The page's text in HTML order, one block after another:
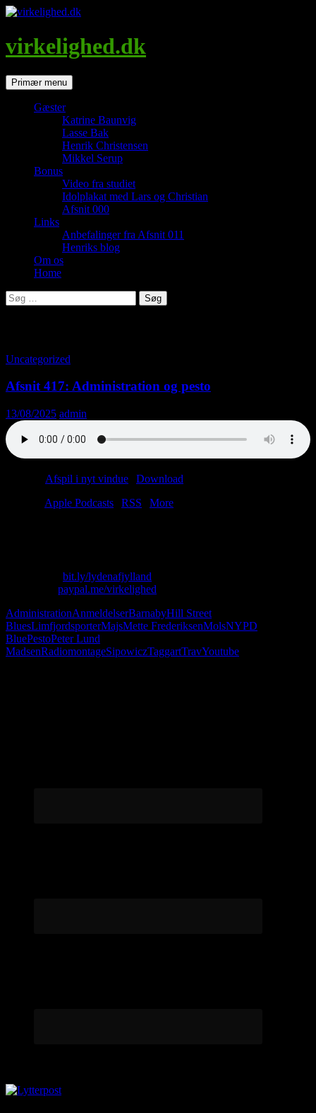
Hop
indhold
virkelighed.dk
SøgPrimær menu
Gæster
Katrine Baunvig
Lasse Bak
Henrik Christensen
Mikkel Serup
Bonus
Video fra studiet
Idolplakat med Lars og Christian
Afsnit 000
Links
Anbefalinger fra Afsnit 011
Henriks blog
Om os
Home
Søg
efter:
Uncategorized
Afsnit 417: Administration og pesto
13/08/2025 admin
Afspil i nyt vindue Download
Apple Podcasts RSS
More
bit.ly/lydenafjylland
paypal.me/virkelighed
AdministrationAnmeldelserBarnabyHill Street
BluesLimfjordsporterMajsMette FrederiksenMolsNYPD
BluePestoPeter Lund
MadsenRadiomontageSipowiczTaggartTravYoutube